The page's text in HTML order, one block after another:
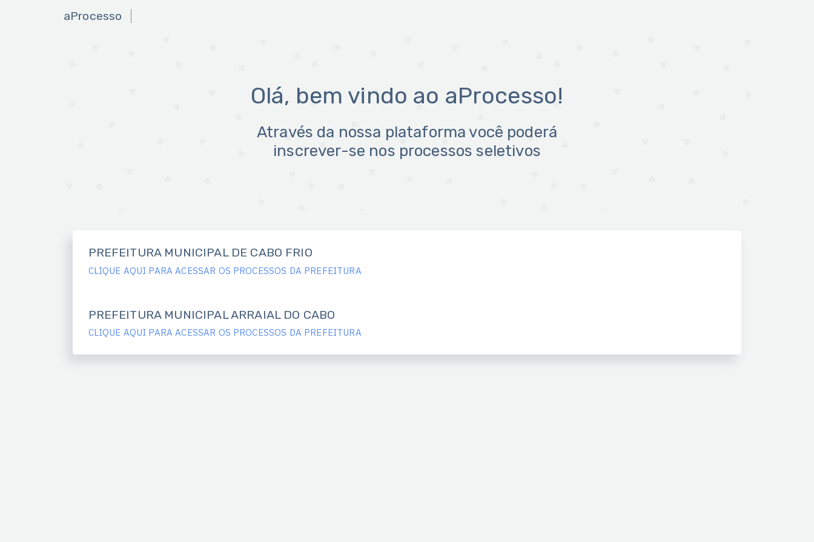
aProcesso
Olá, bem vindo ao aProcesso!
Através da nossa plataforma você poderá
inscrever-se nos processos seletivos
PREFEITURA MUNICIPAL DE CABO FRIO
CLIQUE AQUI PARA ACESSAR OS PROCESSOS DA PREFEITURA
PREFEITURA MUNICIPAL ARRAIAL DO CABO
CLIQUE AQUI PARA ACESSAR OS PROCESSOS DA PREFEITURA